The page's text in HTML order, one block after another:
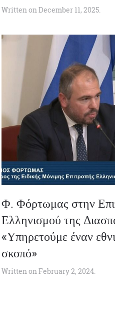
Written onDecember 11, 2025.
Φ. Φόρτωμας στην
Ελληνισμού της
«Υπηρετούμε έναν
σκοπό»
Written onFebruary 2, 2024.